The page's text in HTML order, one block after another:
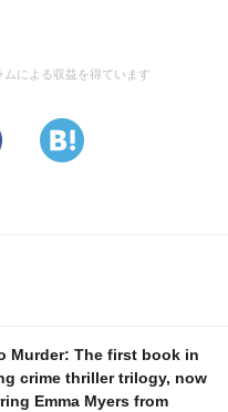
による収益を得ています
Murder: The first book in
crime thriller trilogy, now
Emma Myers from